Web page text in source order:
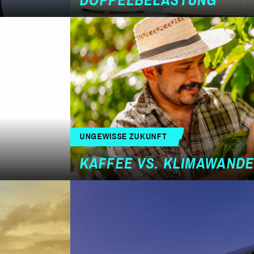
UNGEWISSE ZUKUNFT
KAFFEE VS.